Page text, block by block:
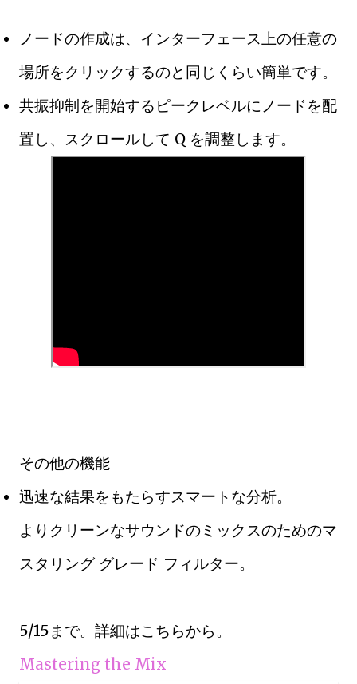
ノードの作成は、インターフェース上の任意の
場所をクリックするのと同じくらい簡単です。
共振抑制を開始するピークレベルにノードを配
置し、スクロールして Q を調整します。
その他の機能
迅速な結果をもたらすスマートな分析。
よりクリーンなサウンドのミックスのためのマ
スタリング グレード フィルター。
5/15まで。詳細はこちらから。
Mastering the Mix